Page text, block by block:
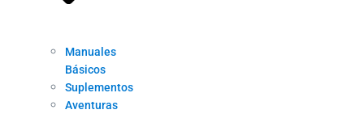
Manuales
Básicos
Suplementos
Aventuras